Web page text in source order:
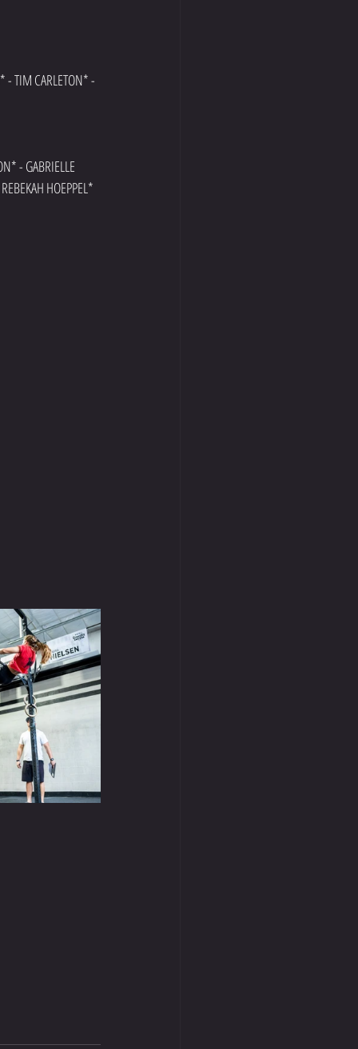
- TIM CARLETON* -
- GABRIELLE
HOEPPEL*